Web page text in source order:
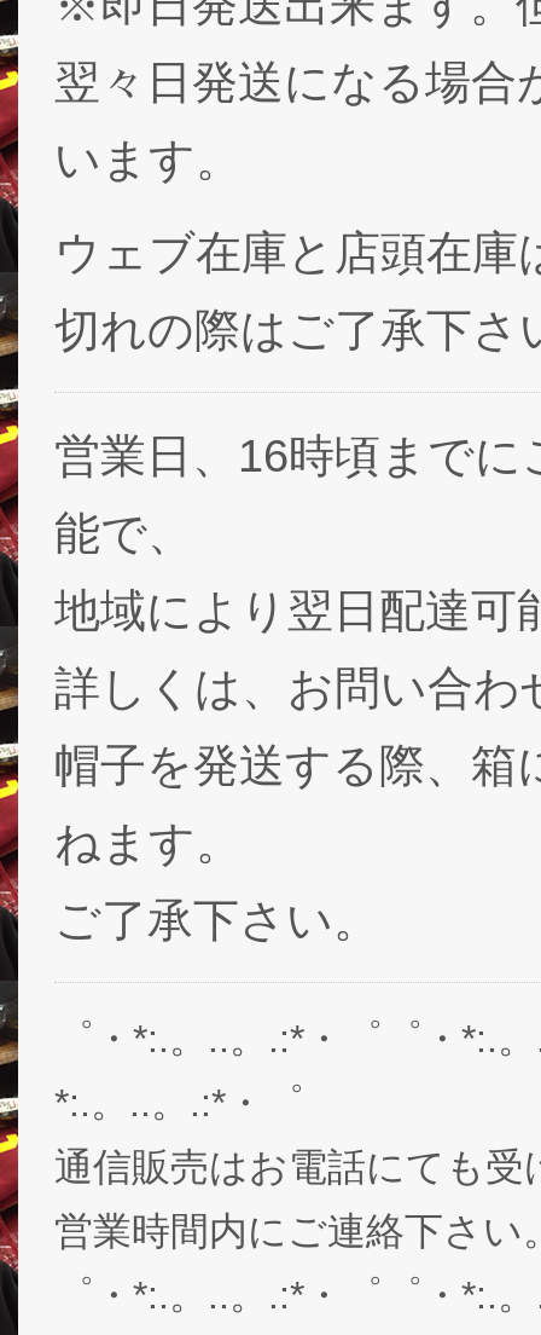
翌々日発送になる場
います。
ウェブ在庫と店頭在
切れの際はご了承下さ
営業日、16時頃まで
能で、
地域により翌日配達可
詳しくは、お問い合わ
帽子を発送する際、箱
ねます。
ご了承下さい。
゜・*:.。..。.:*・゜゜・*:.
*:.。..。.:*・゜
通信販売はお電話にても
営業時間内にご連絡下さい
゜・*:.。..。.:*・゜゜・*:.